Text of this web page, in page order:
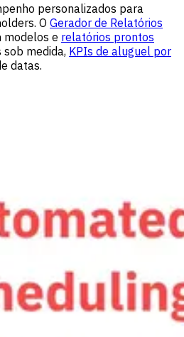
personalizados para
O Gerador de Relatórios
modelos e relatórios prontos
medida, KPIs de aluguel por
datas.